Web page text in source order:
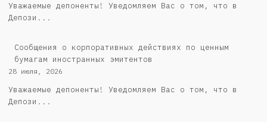
Уважаемые депоненты! Уведомляем Вас о том, что в
Депози...
Сообщения о корпоративных действиях по ценным
бумагам иностранных эмитентов
28 июля, 2026
Уважаемые депоненты! Уведомляем Вас о том, что в
Депози...